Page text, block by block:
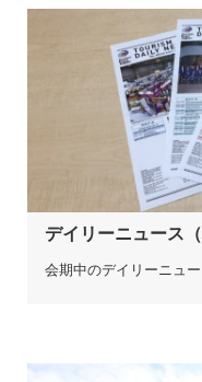
デイリーニュース
会期中のデイリーニュ